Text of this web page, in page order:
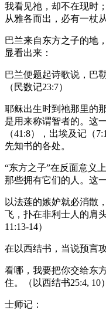
我看见祂，却不在现时
从雅各而出，必有一杖
巴兰来自东方之子的地
显看出来：
巴兰便题起诗歌说，巴
（民数记23:7）
耶稣出生时到祂那里的
是用来称谓智者的。这
（41:8），出埃及记（
先知书的各处。
“东方之子”在反面意义
那些拥有它们的人。这
以法莲的嫉妒就必消散
飞，扑在非利士人的肩
11:13-14）
在以西结书，当说预言
看哪，我要把你交给东
住。（以西结书25:4, 10）
士师记：